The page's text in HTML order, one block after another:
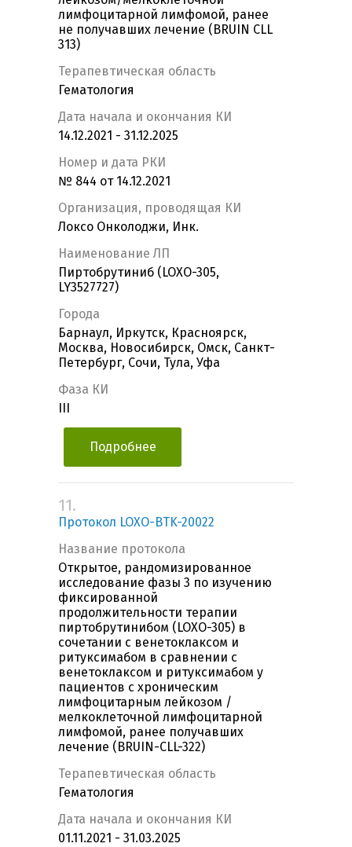
лимфоцитарной лимфомой, ранее
не получавших лечение (BRUIN CLL
313)
Терапевтическая область
Гематология
Дата начала и окончания КИ
14.12.2021 - 31.12.2025
Номер и дата РКИ
№ 844 от 14.12.2021
Организация, проводящая КИ
Локсо Онколоджи, Инк.
Наименование ЛП
Пиртобрутиниб (LOXO-305,
LY3527727)
Города
Барнаул, Иркутск, Красноярск,
Москва, Новосибирск, Омск, Санкт-
Петербург, Сочи, Тула, Уфа
Фаза КИ
Подробнее
11.
Протокол LOXO-BTK-20022
Название протокола
Открытое, рандомизированное
исследование фазы 3 по изучению
фиксированной
продолжительности терапии
пиртобрутинибом (LOXO-305) в
сочетании с венетоклаксом и
ритуксимабом в сравнении с
венетоклаксом и ритуксимабом у
пациентов с хроническим
лимфоцитарным лейкозом /
мелкоклеточной лимфоцитарной
лимфомой, ранее получавших
лечение (BRUIN-CLL-322)
Терапевтическая область
Гематология
Дата начала и окончания КИ
01.11.2021 - 31.03.2025